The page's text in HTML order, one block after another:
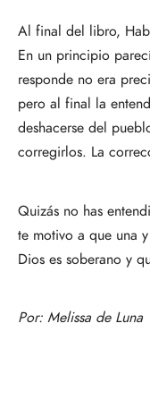
Al final del libro,
En un principio
responde no era
pero al final la
deshacerse del
corregirlos. La
Quizás no has
te motivo a que una
Dios es soberano y
Por: Melissa de Luna